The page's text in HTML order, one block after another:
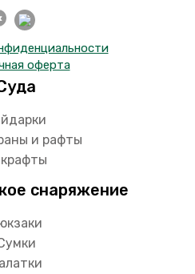
оферта
и рафты
снаряжение